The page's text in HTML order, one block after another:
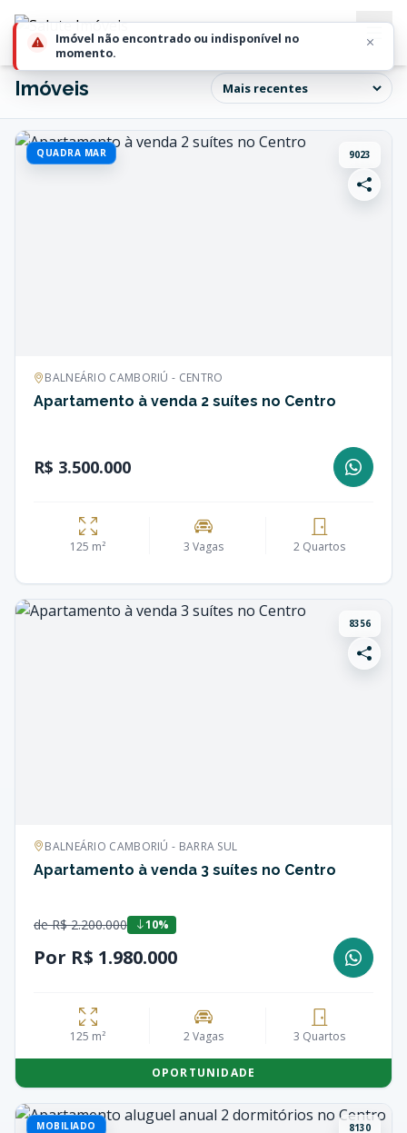
Imóveis
QUADRA MAR 9023
BALNEÁRIO CAMBORIÚ - CENTRO
Apartamento à venda 2 suítes no Centro
R$ 3.500.000
125 m² 3 Vagas 2 Quartos
8356
BALNEÁRIO CAMBORIÚ - BARRA SUL
Apartamento à venda 3 suítes no Centro
de R$ 2.200.000 10%
Por R$ 1.980.000
125 m² 2 Vagas 3 Quartos
OPORTUNIDADE
MOBILIADO 8130